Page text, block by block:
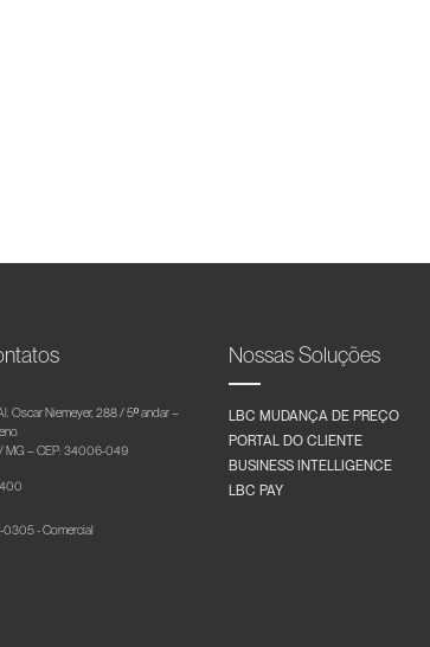
Oscar Niemeyer, 288 / 5º andar –
MG – CEP: 34006-049
- Comercial
Nossas Soluções
LBC MUDANÇA DE PREÇO
PORTAL DO CLIENTE
BUSINESS INTELLIGENCE
LBC PAY